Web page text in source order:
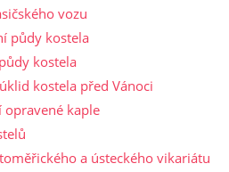
vozu
půdy kostela
kostela
kostela před Vánoci
opravené kaple
a ústeckého vikariátu